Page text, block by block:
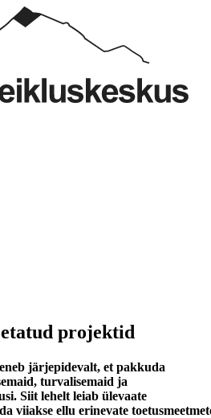
projektid
järjepidevalt, et pakkuda
turvalisemaid ja
Siit lehelt leiab ülevaate
viiakse ellu erinevate